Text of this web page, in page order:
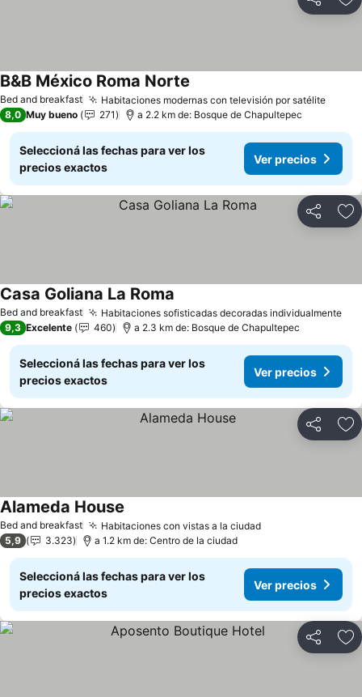
Compartir
Bed and breakfast Habitaciones modernas con televisión por satéliteVer
B&B México Roma Norte
8,0 Muy bueno 271 a 2.2 km de: Bosque de Chapultepec
Seleccioná las fechas para ver los
precios exactos
Ver precios
Compartir
Bed and breakfast Habitaciones sofisticadas decoradas individualmente
Casa Goliana La Roma
9,3 Excelente 460 a 2.3 km de: Bosque de Chapultepec
Seleccioná las fechas para ver los
precios exactos
Ver precios
Compartir
Bed and breakfast Habitaciones con vistas a la ciudadVer precios
Alameda House
5,9 3.323 a 1.2 km de: Centro de la ciudad
Seleccioná las fechas para ver los
precios exactos
Ver precios
Compartir